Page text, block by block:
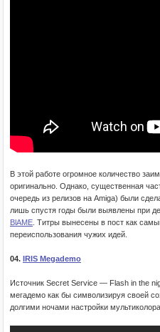
В этой работе огромное количество
оригинально. Однако, существенная
очередь из релизов на Amiga) были
лишь спустя годы были выявлены при
BlAME . Титры вынесены в пост как
переиспользования чужих идей.
04. IRIS Megademo
Источник Secret Service — Flash in the
мегадемо как бы символизируя своей
долгими ночами настройки